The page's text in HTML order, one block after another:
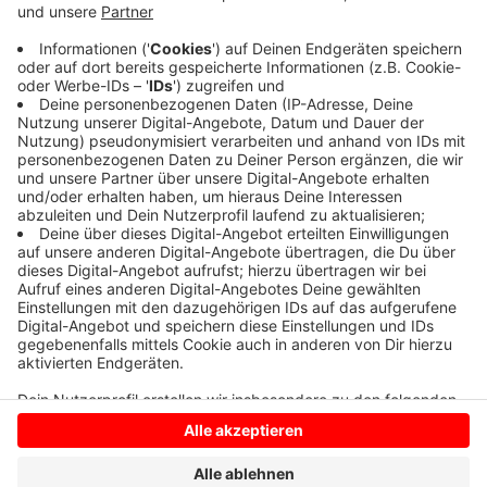
Beide tranken viel Alkohol, sie stritten und die Frau
verletzte den Mann mit einem scharfen Gegenstand
am Hals und an der Hand. Der Notarzt kam, eine
Lebensgefahr bestand nicht. Jetzt ermittelt die
Polizei Hintergründe des Vorfalls.
Anzeige
Anzeige